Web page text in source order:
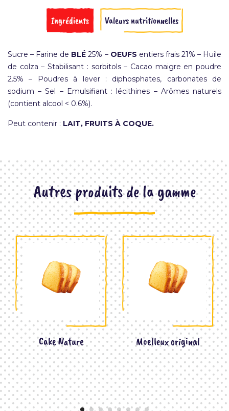
Ingrédients Valeurs nutritionnelles
Sucre – Farine de BLÉ 25% – OEUFS entiers frais 21% – Huile
de colza – Stabilisant : sorbitols – Cacao maigre en poudre
2.5% – Poudres à lever : diphosphates, carbonates de
sodium – Sel – Emulsifiant : lécithines – Arômes naturels
(contient alcool < 0.6%).
Peut contenir : LAIT, FRUITS À COQUE.
Autres produits de la gamme
Cake Nature Moelleux original